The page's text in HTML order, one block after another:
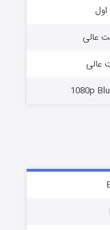
شد
شد
عالی
عالی